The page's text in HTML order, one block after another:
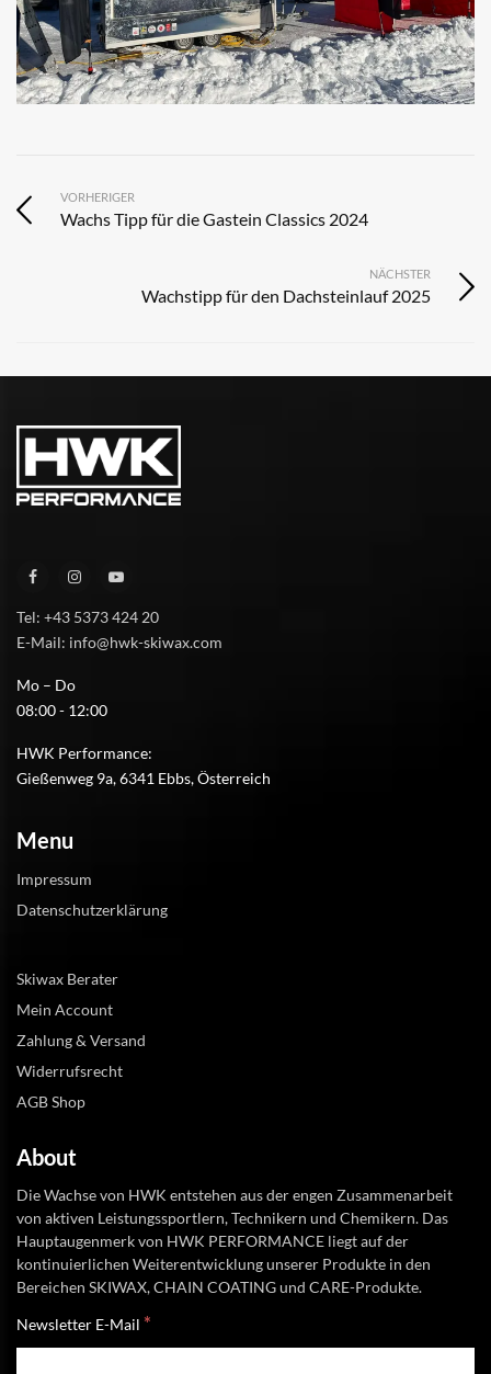
VORHERIGER
Wachs Tipp für die Gastein Classics 2024
NÄCHSTER
Wachstipp für den Dachsteinlauf 2025
Tel: +43 5373 424 20
E-Mail: info@hwk-skiwax.com
Mo – Do
08:00 - 12:00
HWK Performance:
Gießenweg 9a, 6341 Ebbs, Österreich
Menu
Impressum
Datenschutzerklärung
Skiwax Berater
Mein Account
Zahlung & Versand
Widerrufsrecht
AGB Shop
About
Die Wachse von HWK entstehen aus der engen Zusammenarbeit
von aktiven Leistungssportlern, Technikern und Chemikern. Das
Hauptaugenmerk von HWK PERFORMANCE liegt auf der
kontinuierlichen Weiterentwicklung unserer Produkte in den
Bereichen SKIWAX, CHAIN COATING und CARE-Produkte.
Newsletter E-Mail *